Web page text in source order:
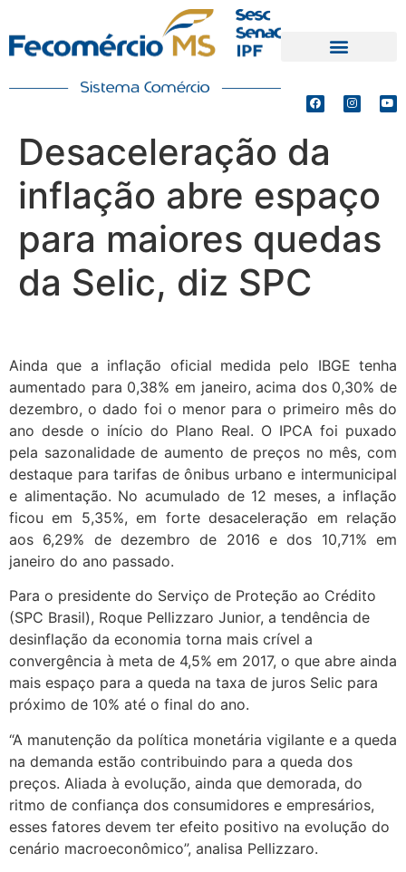
Desaceleração da
inflação abre espaço
para maiores quedas
da Selic, diz SPC
Ainda que a inflação oficial medida pelo IBGE tenha
aumentado para 0,38% em janeiro, acima dos 0,30% de
dezembro, o dado foi o menor para o primeiro mês do
ano desde o início do Plano Real. O IPCA foi puxado
pela sazonalidade de aumento de preços no mês, com
destaque para tarifas de ônibus urbano e intermunicipal
e alimentação. No acumulado de 12 meses, a inflação
ficou em 5,35%, em forte desaceleração em relação
aos 6,29% de dezembro de 2016 e dos 10,71% em
janeiro do ano passado.
Para o presidente do Serviço de Proteção ao Crédito
(SPC Brasil), Roque Pellizzaro Junior, a tendência de
desinflação da economia torna mais crível a
convergência à meta de 4,5% em 2017, o que abre ainda
mais espaço para a queda na taxa de juros Selic para
próximo de 10% até o final do ano.
“A manutenção da política monetária vigilante e a queda
na demanda estão contribuindo para a queda dos
preços. Aliada à evolução, ainda que demorada, do
ritmo de confiança dos consumidores e empresários,
esses fatores devem ter efeito positivo na evolução do
cenário macroeconômico”, analisa Pellizzaro.